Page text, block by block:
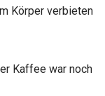
Körper verbieten
Kaffee war noch